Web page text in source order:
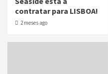
contratar para LISBOA!
2 meses ago